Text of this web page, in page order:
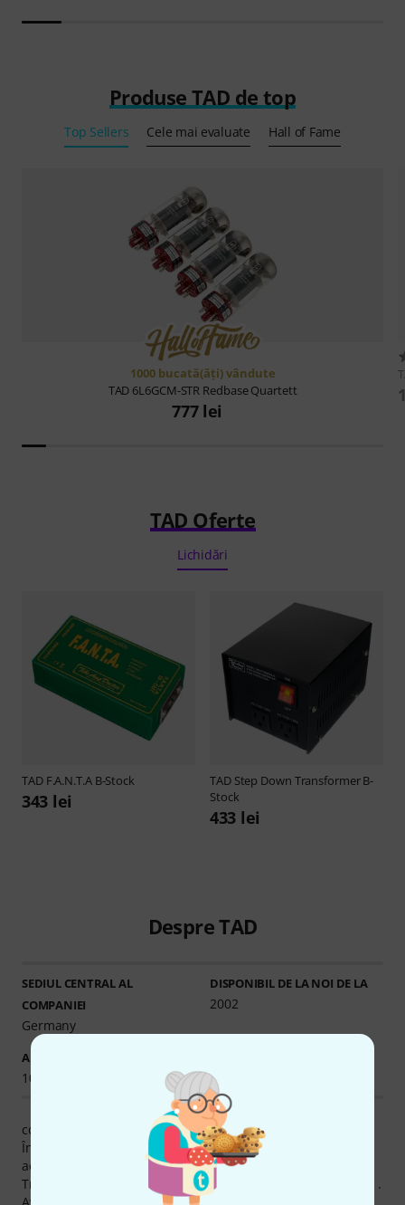
Produse TAD de top
Top Sellers Cele mai evaluate Hall of Fame
1000 bucată(ăţi) vândute
TAD 6L6GCM-STR Redbase Quartett
777 lei
TAD Oferte
Lichidări
TAD F.A.N.T.A B-Stock
343 lei
TAD Step Down Transformer B-
Stock
433 lei
Despre TAD
SEDIUL CENTRAL AL
COMPANIEI
Germany
DISPONIBIL DE LA NOI DE LA
2002
ARTICOLE ÎN STOC
100+ 79.91% (1 An)
compania este situat în Worms, D.
În momentul actual avem 125 TAD produse 107 dintre
acestea direct disponibile în depozitul nostru din
Treppendorf (şi desigur pot fi testate în magazinul nostru) .